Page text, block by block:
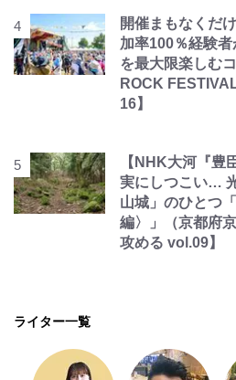
開催まもなくだ
加率100％経験
を最大限楽しむ
ROCK
16】
【NHK大河『豊
実にしつこい…
山城」のひとつ
編〉」（京都府
攻める vol.09】
ライター一覧